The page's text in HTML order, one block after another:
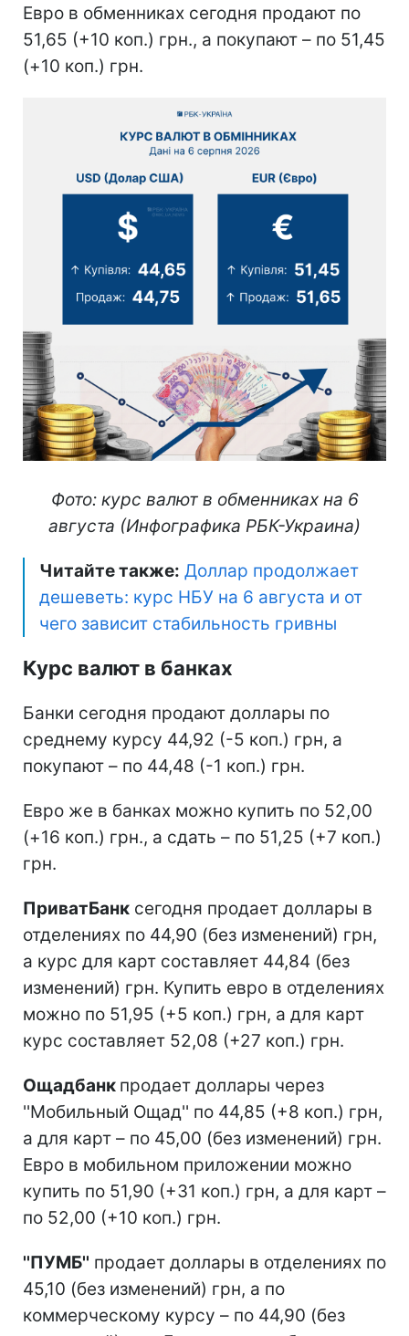
Евро в обменниках сегодня продают по
51,65 (+10 коп.) грн., а покупают – по 51,45
(+10 коп.) грн.
Фото: курс валют в обменниках на 6
августа (Инфографика РБК-Украина)
Читайте также: Доллар продолжает
дешеветь: курс НБУ на 6 августа и от
чего зависит стабильность гривны
Курс валют в банках
Банки сегодня продают доллары по
среднему курсу 44,92 (-5 коп.) грн, а
покупают – по 44,48 (-1 коп.) грн.
Евро же в банках можно купить по 52,00
(+16 коп.) грн., а сдать – по 51,25 (+7 коп.)
грн.
ПриватБанк сегодня продает доллары в
отделениях по 44,90 (без изменений) грн,
а курс для карт составляет 44,84 (без
изменений) грн. Купить евро в отделениях
можно по 51,95 (+5 коп.) грн, а для карт
курс составляет 52,08 (+27 коп.) грн.
Ощадбанк продает доллары через
''Мобильный Ощад'' по 44,85 (+8 коп.) грн,
а для карт – по 45,00 (без изменений) грн.
Евро в мобильном приложении можно
купить по 51,90 (+31 коп.) грн, а для карт –
по 52,00 (+10 коп.) грн.
''ПУМБ'' продает доллары в отделениях по
45,10 (без изменений) грн, а по
коммерческому курсу – по 44,90 (без